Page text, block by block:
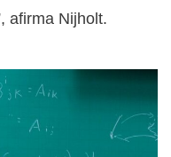
afirma Nijholt.